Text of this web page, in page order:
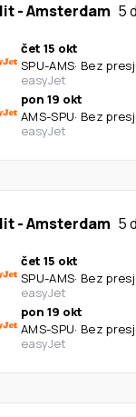
-Amsterdam 5
čet 15 okt
SPU-AMS· Bez
easyJet
pon 19 okt
AMS-SPU· Bez
easyJet
-Amsterdam 5
čet 15 okt
SPU-AMS· Bez
easyJet
pon 19 okt
AMS-SPU· Bez
easyJet